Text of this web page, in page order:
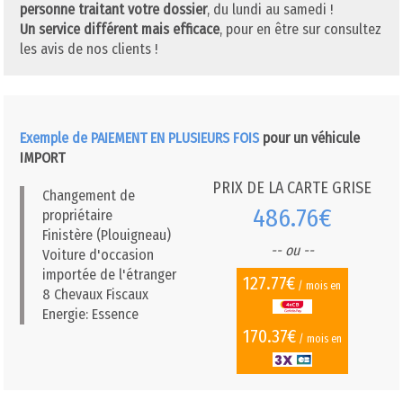
personne traitant votre dossier, du lundi au samedi !
Un service différent mais efficace, pour en être sur consultez
les avis de nos clients !
Exemple de PAIEMENT EN PLUSIEURS FOIS pour un véhicule
IMPORT
Changement de
propriétaire
Finistère (Plouigneau)
Voiture d'occasion
importée de l'étranger
8 Chevaux Fiscaux
Energie: Essence
PRIX DE LA CARTE GRISE
486.76€
-- ou --
127.77€ / mois en
170.37€/ mois en